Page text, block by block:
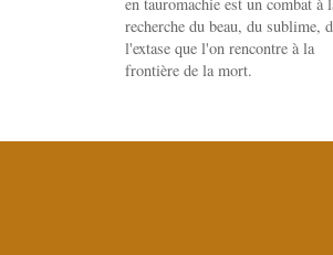
recherche du beau, du sublime,
l'extase que l'on rencontre à la
frontière de la mort.